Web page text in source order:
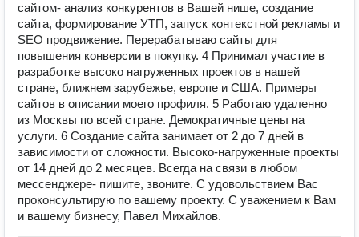
сайтом- анализ конкурентов в Вашей нише, создание
сайта, формирование УТП, запуск контекстной рекламы и
SEO продвижение. Перерабатываю сайты для
повышения конверсии в покупку. 4 Принимал участие в
разработке высоко нагруженных проектов в нашей
стране, ближнем зарубежье, европе и США. Примеры
сайтов в описании моего профиля. 5 Работаю удаленно
из Москвы по всей стране. Демократичные цены на
услуги. 6 Создание сайта занимает от 2 до 7 дней в
зависимости от сложности. Высоко-нагруженные проекты
от 14 дней до 2 месяцев. Всегда на связи в любом
мессенджере- пишите, звоните. С удовольствием Вас
проконсультирую по вашему проекту. С уважением к Вам
и вашему бизнесу, Павел Михайлов.